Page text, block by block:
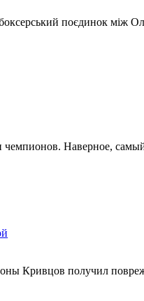
поєдинок між
чемпионов. Наверное,
Кривцов получил